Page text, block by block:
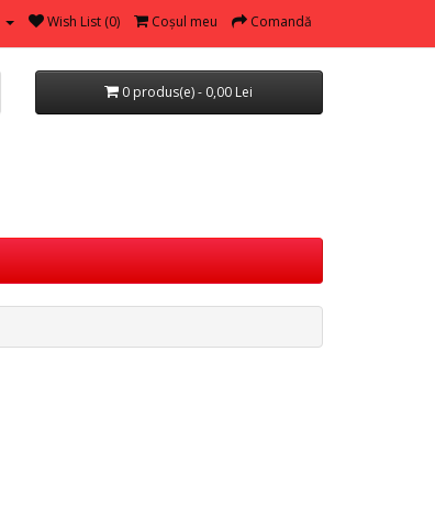
Wish List (0) Coşul meu Comandă
0 produs(e) - 0,00 Lei